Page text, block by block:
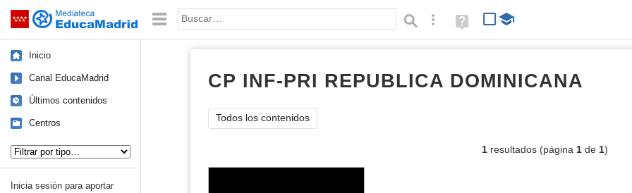
Saltar navegación Palabra o frase: Búsqueda avanzada
Ayuda
(en
Inicio
Canal EducaMadrid
Últimos contenidos
Centros
Inicia sesión para aportar
CP INF-PRI REPUBLICA DOMINICANA
Todos los contenidos
1resultados (página 1de 1)